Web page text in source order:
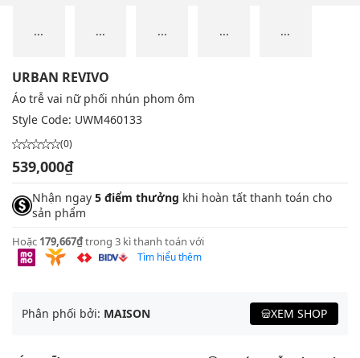
... ... ... ... ...
URBAN REVIVO
Áo trễ vai nữ phối nhún phom ôm
Style Code: UWM460133
(0)
539,000₫
Nhận ngay 5 điểm thưởng khi hoàn tất thanh toán cho
sản phẩm
Hoặc 179,667₫trong 3 kì thanh toán với
Tìm hiểu thêm
Phân phối bởi: MAISON XEM SHOP